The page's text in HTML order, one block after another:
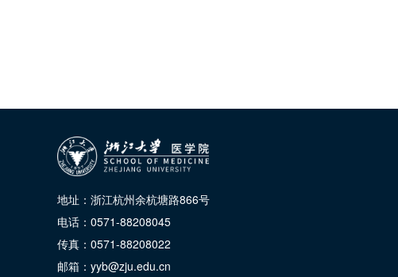
地址：浙江杭州余杭塘路866号
电话：0571-88208045
传真：0571-88208022
邮箱：yyb@zju.edu.cn